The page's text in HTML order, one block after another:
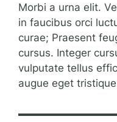
Morbi a urna elit.
in faucibus orci
curae; Praesent
cursus. Integer
vulputate tellus
augue eget